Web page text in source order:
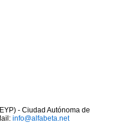
- Ciudad Autónoma de
info@alfabeta.net